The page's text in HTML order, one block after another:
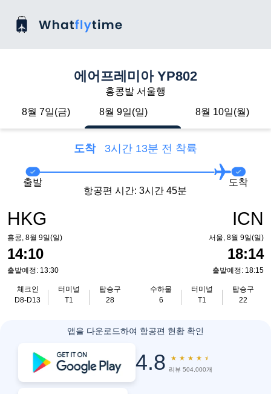
에어프레미아 YP802
홍콩발 서울행
8월 7일(금)
8월 9일(일) 8월 10일(월)
도착 3시간 13분 전 착륙
HKG
홍콩, 8월 9일(일)
14:10
출발예정: 13:30
체크인
D8-D13
터미널
T1
탑승구
28
출발
항공편 시간: 3시간 45분
도착
ICN
서울, 8월 9일(일)
18:14
출발예정: 18:15
수하물
6
터미널
T1
탑승구
22
앱을 다운로드하여 항공편 현황 확인
4.8 ★ ★ ★ ★ ★
리뷰 504,000개